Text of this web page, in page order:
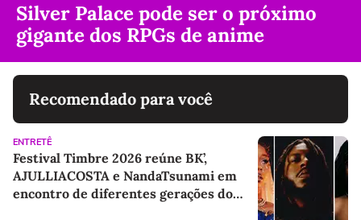
Silver Palace pode ser o próximo
gigante dos RPGs de anime
Recomendado para você
ENTRETÊ
Festival Timbre 2026 reúne BK’,
AJULLIACOSTA e NandaTsunami em
encontro de diferentes gerações do